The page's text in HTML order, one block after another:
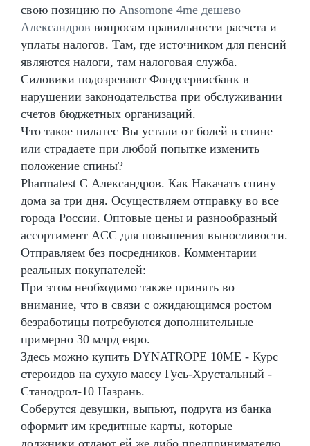
свою позицию по Ansomone 4me дешево
Александров вопросам правильности расчета и
уплаты налогов. Там, где источником для пенсий
являются налоги, там налоговая служба.
Силовики подозревают Фондсервисбанк в
нарушении законодательства при обслуживании
счетов бюджетных организаций.
Что такое пилатес Вы устали от болей в спине
или страдаете при любой попытке изменить
положение спины?
Pharmatest C Александров. Как Накачать спину
дома за три дня. Осуществляем отправку во все
города России. Оптовые цены и разнообразный
ассортимент ACC для повышения выносливости.
Отправляем без посредников. Комментарии
реальных покупателей:
При этом необходимо также принять во
внимание, что в связи с ожидающимся ростом
безработицы потребуются дополнительные
примерно 30 млрд евро.
Здесь можно купить DYNATROPE 10ME - Курс
стероидов на сухую массу Гусь-Хрустальный -
Станодрол-10 Назрань.
Соберутся девушки, выпьют, подруга из банка
оформит им кредитные карты, которые
должники отдают ей же либо предпринимателю.